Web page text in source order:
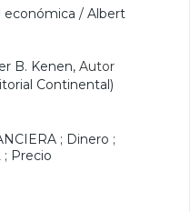
económica / Albert
B. Kenen, Autor
Continental)
; Dinero ;
; Precio